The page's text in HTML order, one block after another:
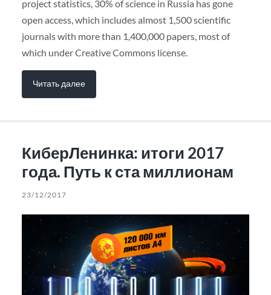
project statistics, 30% of science in Russia has gone
open access, which includes almost 1,500 scientific
journals with more than 1,400,000 papers, most of
which under Creative Commons license.
Читать далее
КиберЛенинка: итоги 2017
года. Путь к ста миллионам
23/12/2017